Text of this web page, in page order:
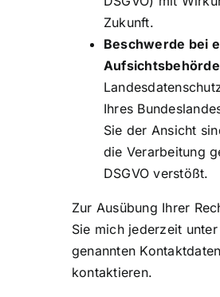
Zukunft.
Beschwerde bei
Aufsichtsbehörde
Ihres
Sie der Ansicht
die Verarbeitung
DSGVO verstößt.
Zur Ausübung Ihrer
Sie mich jederzeit
genannten Kontaktdaten
kontaktieren.